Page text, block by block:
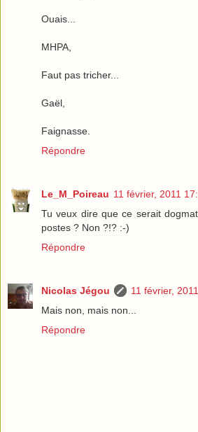
Ouais...
MHPA,
Faut pas tricher...
Gaël,
Faignasse.
Répondre
Le_M_Poireau 11 février, 2011
Tu veux dire que ce serait
postes ? Non ?!? :-)
Répondre
Nicolas Jégou
11 février,
Mais non, mais non...
Répondre